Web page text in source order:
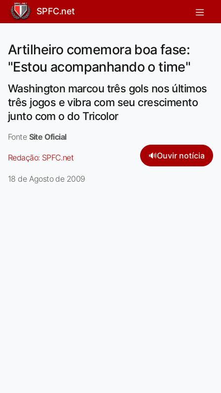
SPFC.net
Artilheiro comemora boa fase:
"Estou acompanhando o time"
Washington marcou três gols nos últimos
três jogos e vibra com seu crescimento
junto com o do Tricolor
Fonte Site Oficial
Redação: SPFC.net 🔊Ouvir notícia
18 de Agosto de 2009